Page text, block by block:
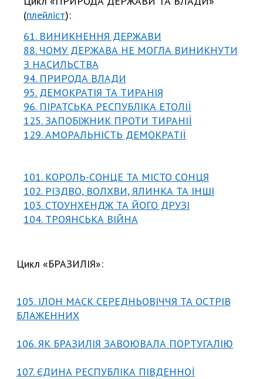
(плейліст):
61. ВИНИКНЕННЯ ДЕРЖАВИ
88. ЧОМУ ДЕРЖАВА НЕ МОГЛА ВИНИКНУТИ
З НАСИЛЬСТВА
94. ПРИРОДА ВЛАДИ
95. ДЕМОКРАТІЯ ТА ТИРАНІЯ
96. ПІРАТСЬКА РЕСПУБЛІКА ЕТОЛІЇ
125. ЗАПОБІЖНИК ПРОТИ ТИРАНІЇ
129. АМОРАЛЬНІСТЬ ДЕМОКРАТІЇ
101. КОРОЛЬ-СОНЦЕ ТА МІСТО СОНЦЯ
102. РІЗДВО, ВОЛХВИ, ЯЛИНКА ТА ІНШІ
103. СТОУНХЕНДЖ ТА ЙОГО ДРУЗІ
104. ТРОЯНСЬКА ВІЙНА
Цикл «БРАЗИЛІЯ»:
105. ІЛОН МАСК СЕРЕДНЬОВІЧЧЯ ТА ОСТРІВ
БЛАЖЕННИХ
106. ЯК БРАЗИЛІЯ ЗАВОЮВАЛА ПОРТУГАЛІЮ
107. ЄДИНА РЕСПУБЛІКА ПІВДЕННОЇ